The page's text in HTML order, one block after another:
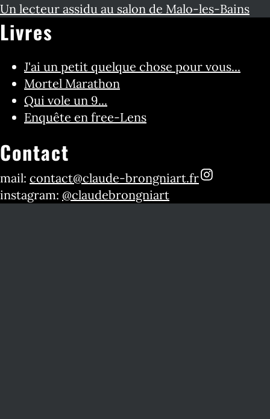
Un lecteur assidu au salon de Malo-les-Bains
Livres
J'ai un petit quelque chose pour vous...
Mortel Marathon
Qui vole un 9...
Enquête en free-Lens
Contact
mail: contact@claude-brongniart.fr
instagram: @claudebrongniart